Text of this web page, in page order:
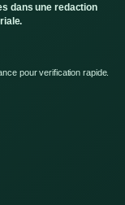
dans une redaction
pour verification rapide.